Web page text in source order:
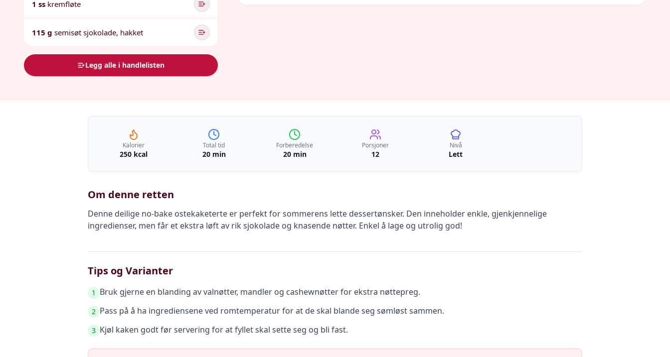
1 ss kremfløte
115 g semisøt sjokolade, hakket
Legg alle i handlelisten
Kalorier
250 kcal
Total tid
20 min
Forberedelse
20 min
Porsjoner
12
Nivå
Lett
Om denne retten
Denne deilige no-bake ostekaketerte er perfekt for sommerens lette dessertønsker. Den inneholder enkle, gjenkjennelige
ingredienser, men får et ekstra løft av rik sjokolade og knasende nøtter. Enkel å lage og utrolig god!
Tips og Varianter
1 Bruk gjerne en blanding av valnøtter, mandler og cashewnøtter for ekstra nøttepreg.
2 Pass på å ha ingrediensene ved romtemperatur for at de skal blande seg sømløst sammen.
3 Kjøl kaken godt før servering for at fyllet skal sette seg og bli fast.